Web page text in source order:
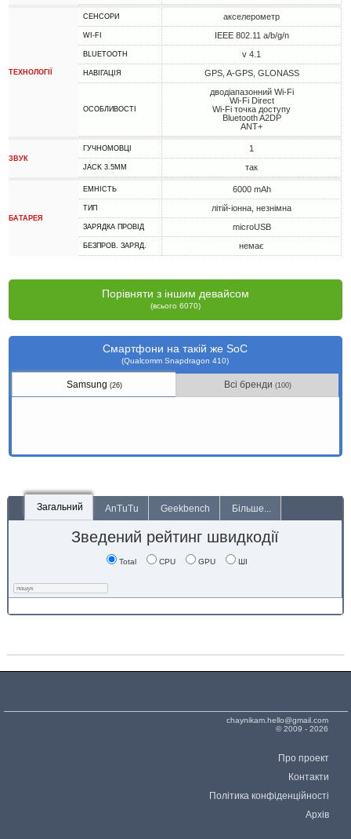
ТЕХНОЛОГІЇ
СЕНСОРИ акселерометр
WI-FI IEEE 802.11 a/b/g/n
BLUETOOTH v 4.1
НАВІГАЦІЯ GPS, A-GPS, GLONASS
ОСОБЛИВОСТІ
дводіапазонний Wi-Fi
Wi-Fi Direct
Wi-Fi точка доступу
Bluetooth A2DP
ANT+
ЗВУК
ГУЧНОМОВЦІ 1
JACK 3.5MM так
БАТАРЕЯ
ЕМНІСТЬ 6000 mAh
ТИП літій-іонна, незнімна
ЗАРЯДКА ПРОВІД microUSB
БЕЗПРОВ. ЗАРЯД. немає
Порівняти з іншим девайсом
(всього 6070)
Смартфони на такій же SoC
(Qualcomm Snapdragon 410)
Samsung (26) Всі бренди (100)
Загальний AnTuTu Geekbench Більше...
Зведений рейтинг швидкодії
Total CPU GPU ШІ
chaynikam.hello@gmail.com
© 2009 - 2026
Про проект
Контакти
Політика конфіденційності
Архів